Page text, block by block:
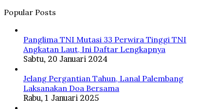
Popular Posts
Panglima TNI Mutasi 33 Perwira Tinggi TNI
Angkatan Laut, Ini Daftar Lengkapnya
Sabtu, 20 Januari 2024
Jelang Pergantian Tahun, Lanal Palembang
Laksanakan Doa Bersama
Rabu, 1 Januari 2025